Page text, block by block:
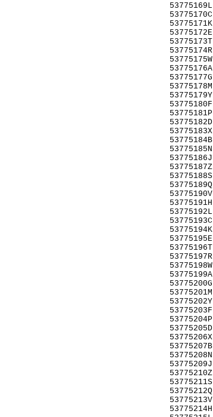
53775169L
53775170C
53775171K
53775172E
53775173T
53775174R
53775175W
53775176A
53775177G
53775178M
53775179Y
53775180F
53775181P
53775182D
53775183X
53775184B
53775185N
53775186J
53775187Z
53775188S
53775189Q
53775190V
53775191H
53775192L
53775193C
53775194K
53775195E
53775196T
53775197R
53775198W
53775199A
53775200G
53775201M
53775202Y
53775203F
53775204P
53775205D
53775206X
53775207B
53775208N
53775209J
53775210Z
53775211S
53775212Q
53775213V
53775214H